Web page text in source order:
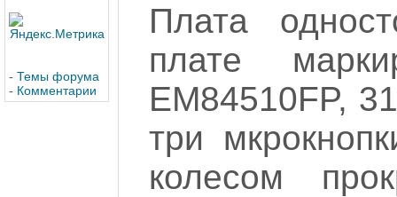
- Темы форума
- Комментарии
Плата
плате
EM84510FP,
три
колесом